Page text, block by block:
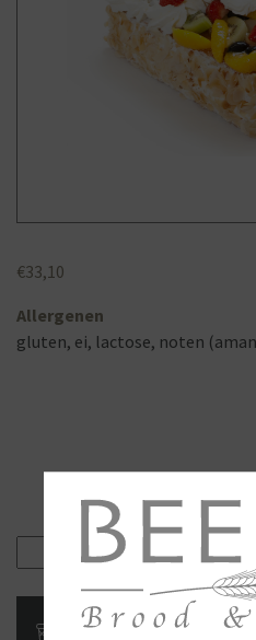
€33,10
Allergenen
gluten, ei, lactose, noten
Slagroom
Vruchten
taart
met